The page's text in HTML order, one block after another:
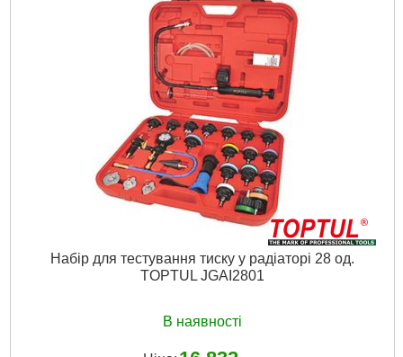
360x230x60 мм
Докладніше...
Набір для тестування тиску у радіаторі 28 од.
TOPTUL JGAI2801
В наявності